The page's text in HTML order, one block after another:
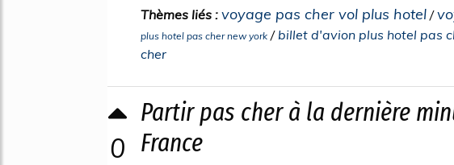
Thèmes liés : voyage pas cher vol plus hotel /
plus hotel pas cher new york / billet d'avion plus hotel pas
cher
0
Partir pas cher à la dernière
France